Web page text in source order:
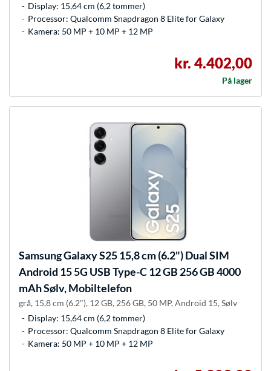
Display: 15,64 cm (6,2 tommer)
Processor: Qualcomm Snapdragon 8 Elite for Galaxy
Kamera: 50 MP + 10 MP + 12 MP
kr. 4.402,00
På lager
SamsungGalaxy S25 15,8 cm (6.2") Dual SIM
Android 15 5G USB Type-C 12 GB 256 GB 4000
mAh Sølv, Mobiltelefon
grå, 15,8 cm (6.2"), 12 GB, 256 GB, 50 MP, Android 15, Sølv
Display: 15,64 cm (6,2 tommer)
Processor: Qualcomm Snapdragon 8 Elite for Galaxy
Kamera: 50 MP + 10 MP + 12 MP